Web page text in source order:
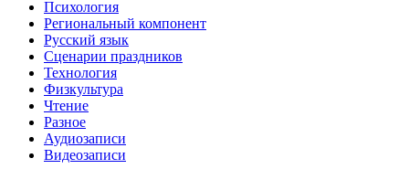
Психология
Региональный компонент
Русский язык
Сценарии праздников
Технология
Физкультура
Чтение
Разное
Аудиозаписи
Видеозаписи